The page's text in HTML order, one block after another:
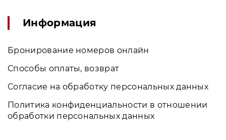
Информация
Бронирование номеров онлайн
Способы оплаты, возврат
Согласие на обработку персональных данных
Политика конфиденциальности в отношении
обработки персональных данных